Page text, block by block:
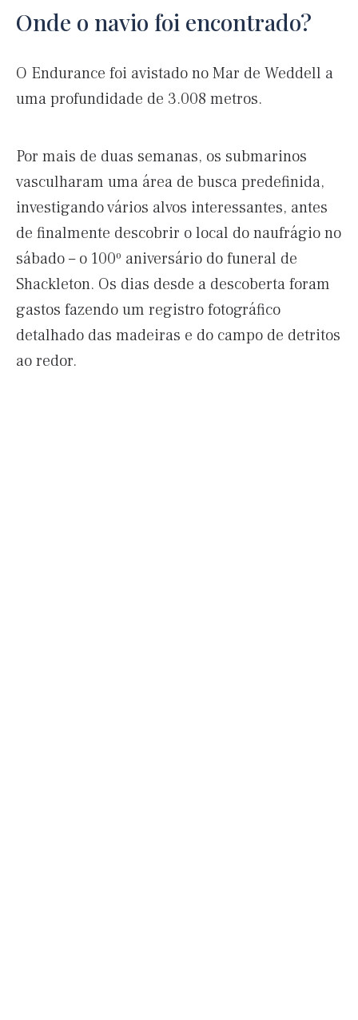
Onde o navio foi encontrado?
O Endurance foi avistado no Mar de Weddell a
uma profundidade de 3.008 metros.
Por mais de duas semanas, os submarinos
vasculharam uma área de busca predefinida,
investigando vários alvos interessantes, antes
de finalmente descobrir o local do naufrágio no
sábado – o 100º aniversário do funeral de
Shackleton. Os dias desde a descoberta foram
gastos fazendo um registro fotográfico
detalhado das madeiras e do campo de detritos
ao redor.